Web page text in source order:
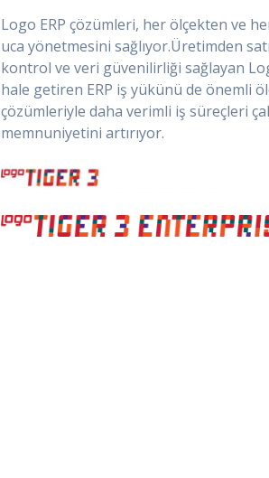
Logo ERP çözümleri, her ölçekten ve
uca yönetmesini sağlıyor.Üretimden
kontrol ve veri güvenilirliği sağlayan
hale getiren ERP iş yükünü de önemli
çözümleriyle daha verimli iş süreçleri
memnuniyetini artırıyor.